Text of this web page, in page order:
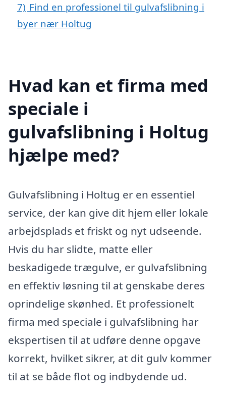
7) Find en professionel til gulvafslibning i
byer nær Holtug
Hvad kan et firma med
speciale i
gulvafslibning i Holtug
hjælpe med?
Gulvafslibning i Holtug er en essentiel
service, der kan give dit hjem eller lokale
arbejdsplads et friskt og nyt udseende.
Hvis du har slidte, matte eller
beskadigede trægulve, er gulvafslibning
en effektiv løsning til at genskabe deres
oprindelige skønhed. Et professionelt
firma med speciale i gulvafslibning har
ekspertisen til at udføre denne opgave
korrekt, hvilket sikrer, at dit gulv kommer
til at se både flot og indbydende ud.